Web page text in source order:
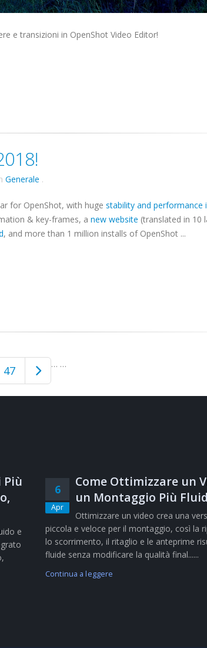
e transizioni in OpenShot Video Editor!
Generale .
for OpenShot, with huge stability and performance
& key-frames, a new website (translated in 10
, and more than 1 million installs of OpenShot ...
… …
47
Più
e
6
Apr
Come Ottimizzare un
un Montaggio Più
Ottimizzare un video crea una
piccola e veloce per il montaggio, così la
lo scorrimento, il ritaglio e le anteprime
fluide senza modificare la qualità final......
Continua a leggere